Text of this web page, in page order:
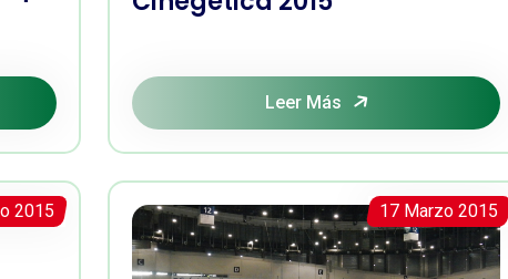
Leer Más
2015 17 Marzo 2015